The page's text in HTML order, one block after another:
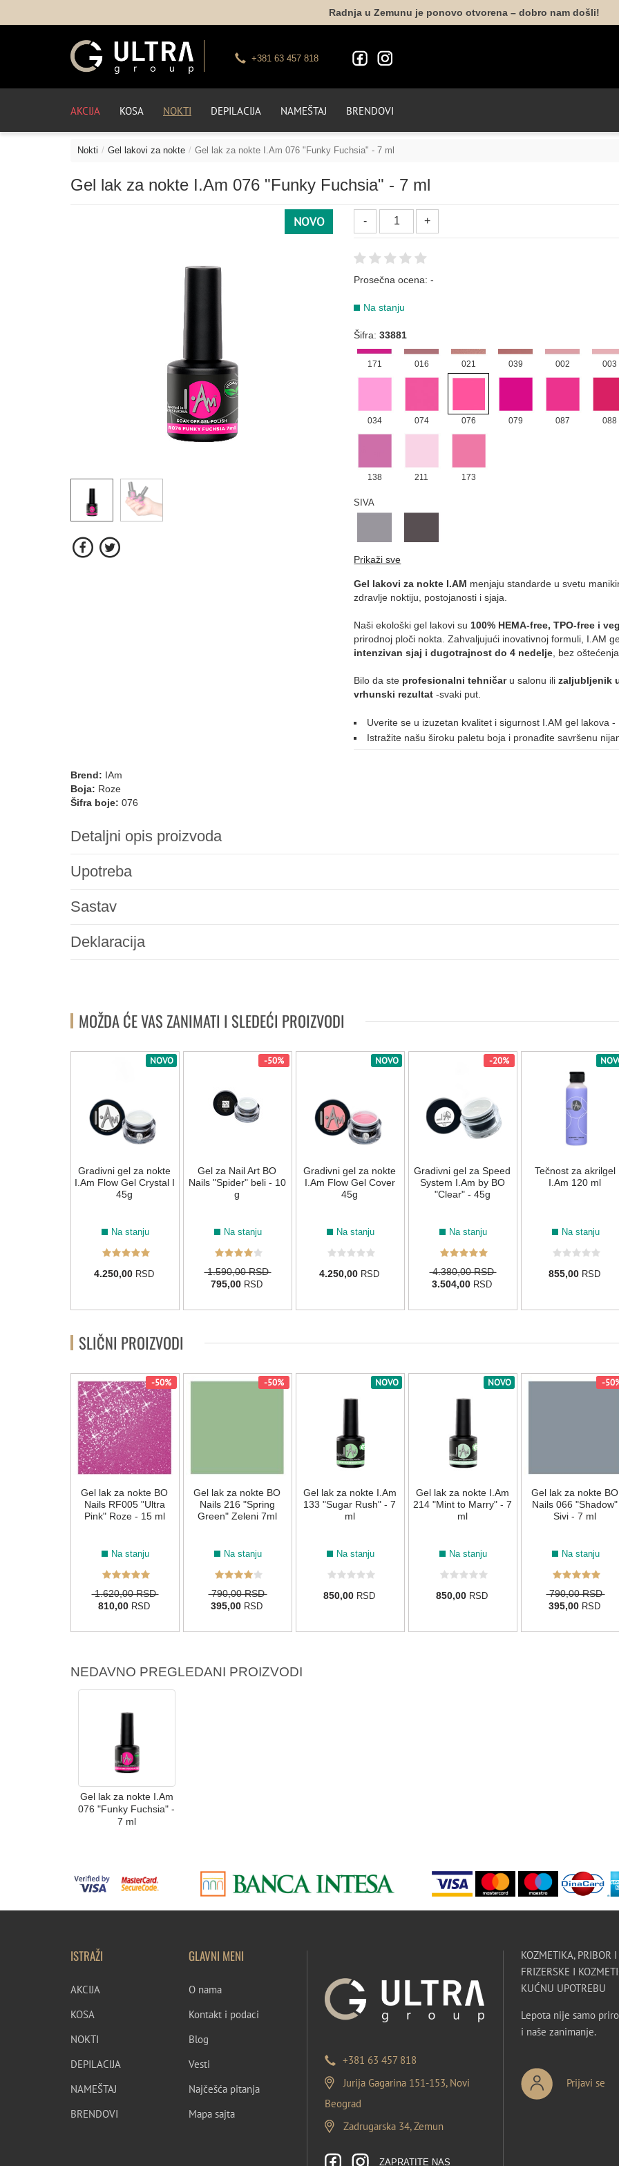
Radnja u Zemunu je ponovo otvorena – dobro nam došli!
+381 63 457 818
AKCIJA KOSA NOKTI DEPILACIJA NAMEŠTAJ BRENDOVI
Nokti Gel lakovi za nokte Gel lak za nokte I.Am 076 "Funky Fuchsia" - 7 ml
Gel lak za nokte I.Am 076 "Funky Fuchsia" - 7 ml
NOVO
Prosečna ocena:-
Na stanju
Šifra:33881
146 152 175 176 031
019
015 035
ROZE
171 016 021 039 002 003
034 074 076 079 087 088
138 211 173
SIVA
011
ZELENA
044 108 110 137 155 184
214
ZLATNA
Prikaži sve
Gel lakovi za nokte I.AM menjaju standarde u svetu
zdravlje noktiju, postojanosti i sjaja.
Naši ekološki gel lakovi su 100% HEMA-free, TPO-free i
prirodnoj ploči nokta. Zahvaljujući inovativnoj formuli, I.AM
intenzivan sjaj i dugotrajnost do 4 nedelje , bez
Bilo da ste profesionalni tehničaru salonu ilizaljubljenik
vrhunski rezultat -svaki put.
Uverite se u izuzetan kvalitet i sigurnost I.AM gel lakova -
Istražite našu široku paletu boja i pronađite savršenu
Brend: IAm
Boja: Roze
Šifra boje: 076
Detaljni opis proizvoda
Upotreba
Sastav
Deklaracija
MOŽDA ĆE VAS ZANIMATI I SLEDEĆI PROIZVODI
NOVO
Gradivni gel za nokte
I.Am Flow Gel Crystal I
45g
Na stanju
4.250,00 RSD
-50%
Gel za Nail Art BO
Nails "Spider" beli - 10
g
Na stanju
1.590,00 RSD
795,00 RSD
NOVO
Gradivni gel za nokte
I.Am Flow Gel Cover
45g
Na stanju
4.250,00 RSD
-20%
Gradivni gel za Speed
System I.Am by BO
"Clear" - 45g
Na stanju
4.380,00 RSD
3.504,00 RSD
Tečnost za akrilgel
I.Am 120 ml
Na stanju
855,00 RSD
SLIČNI PROIZVODI
-50%
Gel lak za nokte BO
Nails RF005 "Ultra
Pink" Roze - 15 ml
Na stanju
1.620,00 RSD
810,00 RSD
-50%
Gel lak za nokte BO
Nails 216 "Spring
Green" Zeleni 7ml
Na stanju
790,00 RSD
395,00 RSD
NOVO
Gel lak za nokte I.Am
133 "Sugar Rush" - 7
ml
Na stanju
850,00 RSD
NOVO
Gel lak za nokte I.Am
214 "Mint to Marry" - 7
ml
Na stanju
850,00 RSD
-
Gel lak za nokte BO
Nails 066 "Shadow"
Sivi - 7 ml
Na stanju
790,00 RSD
395,00 RSD
NEDAVNO PREGLEDANI PROIZVODI
Gel lak za nokte I.Am
076 "Funky Fuchsia" -
7 ml
ISTRAŽI
AKCIJA
KOSA
NOKTI
DEPILACIJA
NAMEŠTAJ
BRENDOVI
GLAVNI MENI
O nama
Kontakt i podaci
Blog
Vesti
Najčešća pitanja
Mapa sajta
+381 63 457 818
Jurija Gagarina 151-153, Novi
Beograd
Zadrugarska 34, Zemun
ZAPRATITE NAS
KOZMETIKA, PRIBOR
FRIZERSKE I
KUĆNU UPOTREBU
Lepota nije samo
i naše zanimanje.
Prijavi se